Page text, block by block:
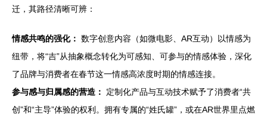
迁，其路径清晰可辨：
情感共鸣的强化： 数字创意内容（如微电影、AR互动）以情感为
纽带，将“吉”从抽象概念转化为可感知、可参与的情感体验，深化
了品牌与消费者在春节这一情感高浓度时期的情感连接。
参与感与归属感的营造：
定制化产品与互动技术赋予了消费者“共
创”和“主导”体验的权利。拥有专属的“姓氏罐”，或在AR世界里点燃